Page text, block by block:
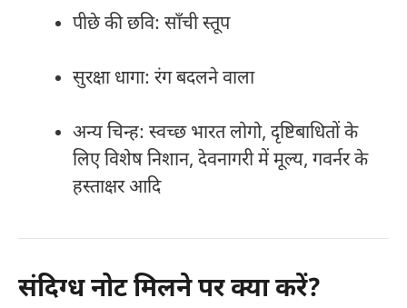
पीछे की छवि: साँची स्तूप
सुरक्षा धागा: रंग बदलने वाला
अन्य चिन्ह: स्वच्छ भारत लोगो, दृष्टिबाधितों के
लिए विशेष निशान, देवनागरी में मूल्य, गवर्नर के
हस्ताक्षर आदि
संदिग्ध नोट मिलने पर क्या करें?